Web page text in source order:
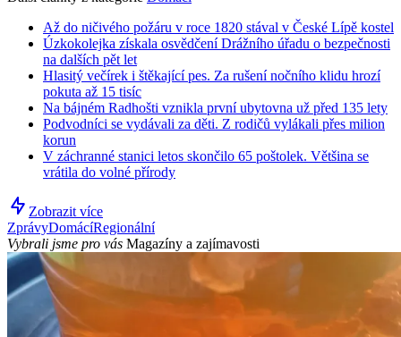
Až do ničivého požáru v roce 1820 stával v České Lípě kostel
Úzkokolejka získala osvědčení Drážního úřadu o bezpečnosti
na dalších pět let
Hlasitý večírek i štěkající pes. Za rušení nočního klidu hrozí
pokuta až 15 tisíc
Na bájném Radhošti vznikla první ubytovna už před 135 lety
Podvodníci se vydávali za děti. Z rodičů vylákali přes milion
korun
V záchranné stanici letos skončilo 65 poštolek. Většina se
vrátila do volné přírody
Zobrazit více
ZprávyDomácíRegionální
Vybrali jsme pro vás Magazíny a zajímavosti